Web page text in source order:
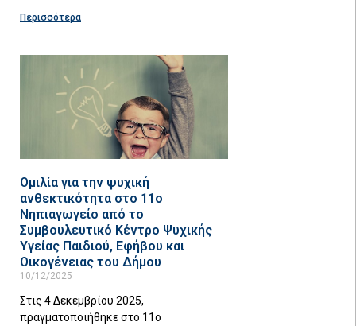
Περισσότερα
Ομιλία για την ψυχική
ανθεκτικότητα στο 11ο
Νηπιαγωγείο από το
Συμβουλευτικό Κέντρο Ψυχικής
Υγείας Παιδιού, Εφήβου και
Οικογένειας του Δήμου
10/12/2025
Στις 4 Δεκεμβρίου 2025,
πραγματοποιήθηκε στο 11ο